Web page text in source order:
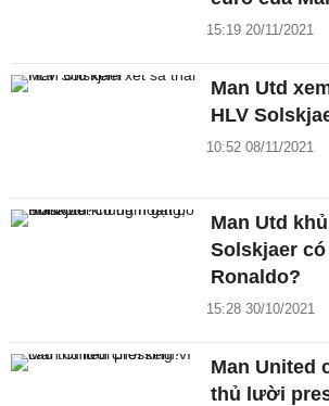
15:19 20/11/2021
Man Utd
HLV
10:52 08/11/2021
Man Utd
Solskjaer
Ronaldo?
15:28 30/10/2021
Man United
thủ lười